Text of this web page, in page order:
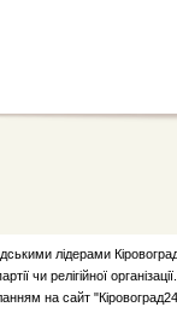
лідерами
чи релігійної
на сайт